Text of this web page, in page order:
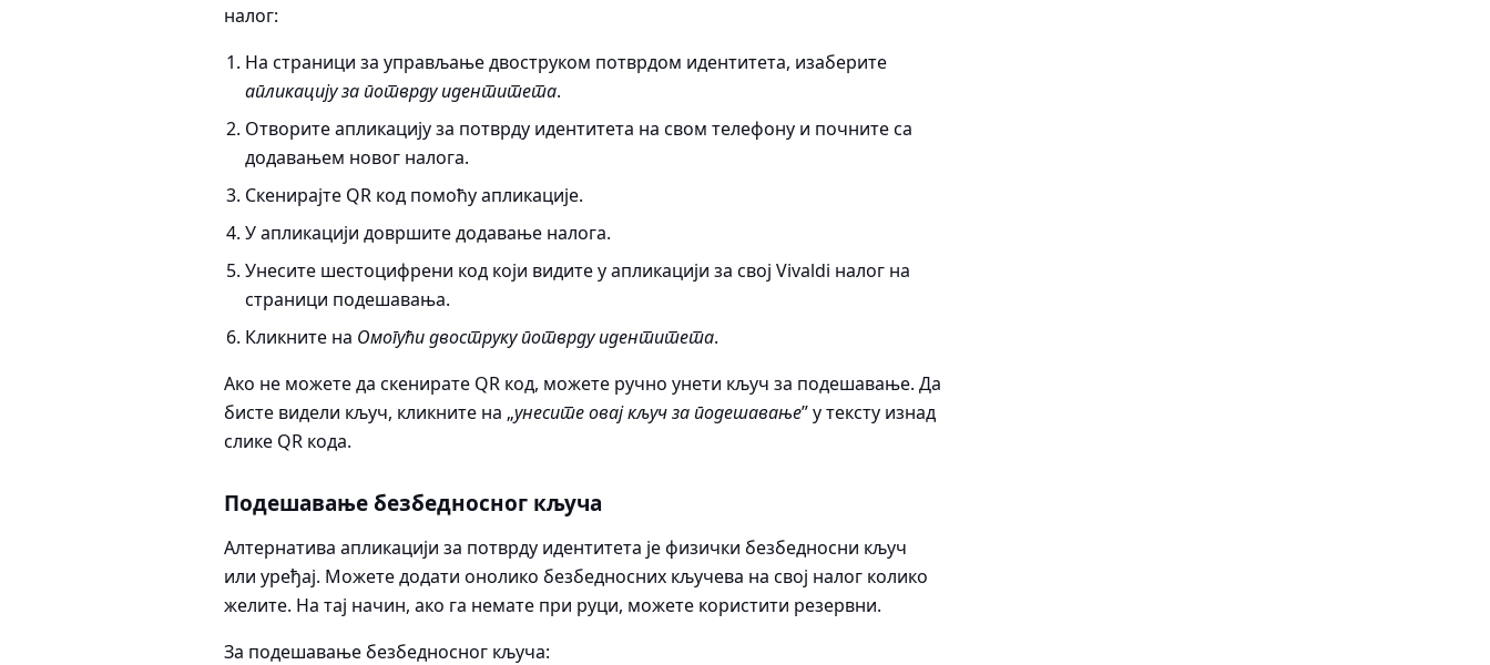
налог:
На страници за управљање двоструком потврдом идентитета, изаберите
апликацију за потврду идентитета.
Отворите апликацију за потврду идентитета на свом телефону и почните са
додавањем новог налога.
Скенирајте QR код помоћу апликације.
У апликацији довршите додавање налога.
Унесите шестоцифрени код који видите у апликацији за свој Vivaldi налог на
страници подешавања.
Кликните на Омогући двоструку потврду идентитета.
Ако не можете да скенирате QR код, можете ручно унети кључ за подешавање. Да
бисте видели кључ, кликните на „унесите овај кључ за подешавање” у тексту изнад
слике QR кода.
Подешавање безбедносног кључа
Алтернатива апликацији за потврду идентитета је физички безбедносни кључ
или уређај. Можете додати онолико безбедносних кључева на свој налог колико
желите. На тај начин, ако га немате при руци, можете користити резервни.
За подешавање безбедносног кључа: